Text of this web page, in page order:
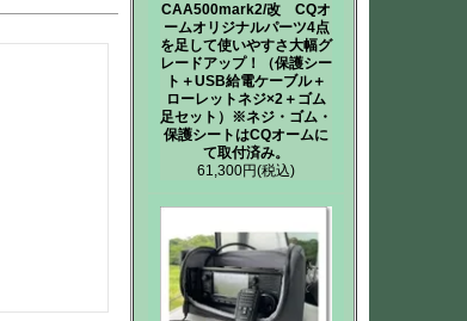
CAA500mark2/改 CQオ
ームオリジナルパーツ4点
を足して使いやすさ大幅グ
レードアップ！（保護シー
ト＋USB給電ケーブル＋
ローレットネジ×2＋ゴム
足セット）※ネジ・ゴム・
保護シートはCQオームに
て取付済み。
61,300円(税込)